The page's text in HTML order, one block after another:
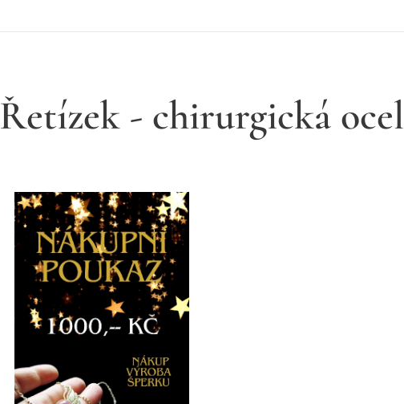
Řetízek - chirurgická ocel